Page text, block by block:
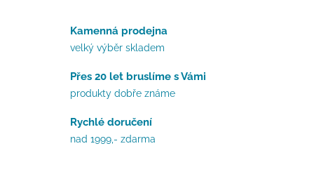
Kamenná prodejna
velký výběr skladem
Přes 20 let bruslíme s Vámi
produkty dobře známe
Rychlé doručení
nad 1999,- zdarma